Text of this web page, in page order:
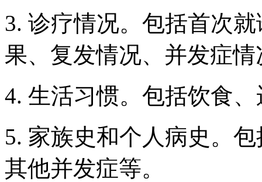
3. 诊疗情况。包括首次
果、复发情况、并发症情
4. 生活习惯。包括饮食
5. 家族史和个人病史。
其他并发症等。